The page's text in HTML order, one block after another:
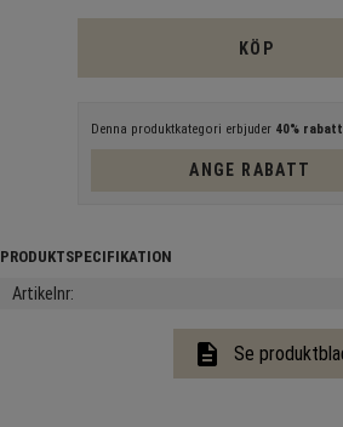
KÖP
Denna produktkategori erbjuder 40% rabatt
ANGE RABATT
Artikelnr
description Se